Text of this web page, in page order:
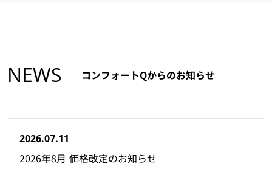
NEWS コンフォートQからのお知らせ
2026.07.11
2026年8月 価格改定のお知らせ